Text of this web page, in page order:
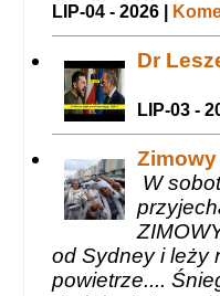
LIP-04 - 2026 |
Dr
LIP-03 -
W
od Sydney i leży
powietrze....